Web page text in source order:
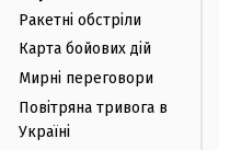
Ракетні обстріли
Карта бойових дій
Мирні переговори
Повітряна тривога в
Україні